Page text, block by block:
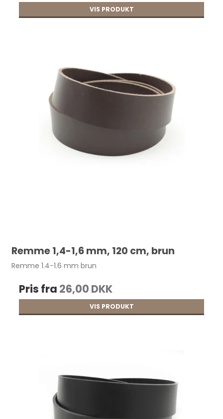
VIS PRODUKT
Remme 1,4-1,6 mm, 120 cm, brun
Remme 1.4-1.6 mm brun
Pris fra 26,00 DKK
VIS PRODUKT